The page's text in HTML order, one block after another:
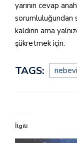
yarının cevap
sorumluluğundan
kaldırın ama
şükretmek için.
TAGS:
İlgili